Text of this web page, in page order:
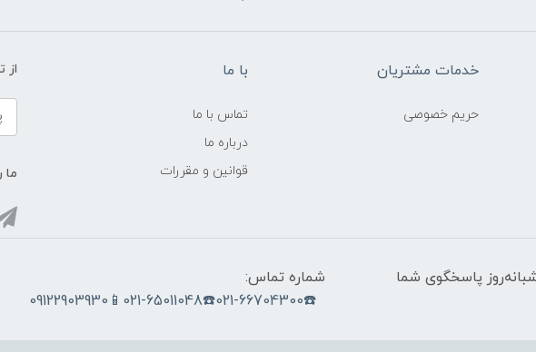
خدمات مشتریان
حریم خصوصی
با ما
تماس با ما
درباره ما
قوانین و مقررات
از
ما
، ۲۴ ساعت شبانه‌روز پاسخگوی شما
شماره تماس:
☎️021-66704300☎️021-65011048📱09122903930